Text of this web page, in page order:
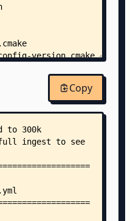
version.cmake
arm32v7/
x86/
x64/
Copy